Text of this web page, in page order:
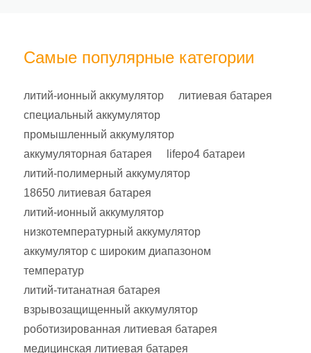
Самые популярные категории
литий-ионный аккумулятор
литиевая батарея
специальный аккумулятор
промышленный аккумулятор
аккумуляторная батарея
lifepo4 батареи
литий-полимерный аккумулятор
18650 литиевая батарея
литий-ионный аккумулятор
низкотемпературный аккумулятор
аккумулятор с широким диапазоном
температур
литий-титанатная батарея
взрывозащищенный аккумулятор
роботизированная литиевая батарея
медицинская литиевая батарея